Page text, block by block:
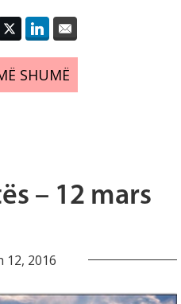
SHUMË
– 12 mars
12, 2016